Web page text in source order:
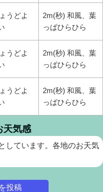
うどよ
2m(秒) 和風、葉
っぱひらひら
うどよ
2m(秒) 和風、葉
っぱひらひら
うどよ
2m(秒) 和風、葉
っぱひらひら
天気感
しています。各地のお天気
投稿